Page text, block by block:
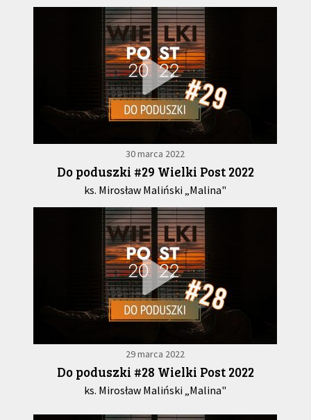
30 marca 2022
Do poduszki #29 Wielki Post 2022
ks. Mirosław Maliński „Malina"
29 marca 2022
Do poduszki #28 Wielki Post 2022
ks. Mirosław Maliński „Malina"